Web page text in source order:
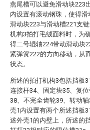
燕尾槽可以避免滑动块223
内设置有滚动钢珠，使得
滑动块223与滑动槽221支
机构3拍打毛绒面料时，为
得二号辊轴224带动滑动块
紧弹簧222的方向移动，从
状态。
所述的拍打机构3包括挡板
连接杆34、固定块35、复
38、不完全齿轮39、转动
壳1内设置有两个所述挡板
述外壳1的内壁上，所述的